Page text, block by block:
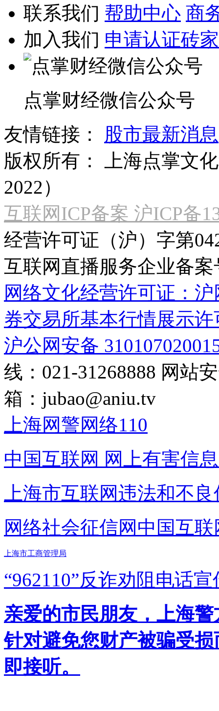
联系我们 帮助中心 商
加入我们 申请认证砖家
点掌财经微信公众号
友情链接：
股市最新消息
版权所有：
上海点掌文
2022）
互联网ICP备案 沪ICP备
经营许可证（沪）字第
互联网直播服务企业备案
网络文化经营许可证：
券交易所基本行情展示许
沪公网安备
线：021-31268888 网站
箱： jubao@aniu.tv
上海网警网络110
中国互联网 网上有害信
上海市互联网违法和不
网络社会征信网 中国互
上海市工商管理局
“962110”反诈劝阻电话宣
亲爱的市民朋友，上海
针对避免您财产被骗受
即接听。